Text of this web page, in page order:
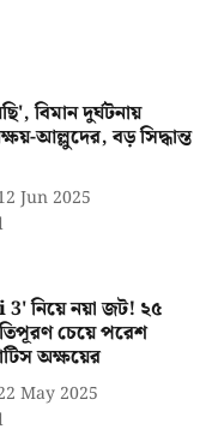
বিমান দুর্ঘটনায়
আল্লুদের, বড় সিদ্ধান্ত
Jun 2025
নিয়ে নয়া জট! ২৫
চেয়ে পরেশ
অক্ষয়ের
May 2025